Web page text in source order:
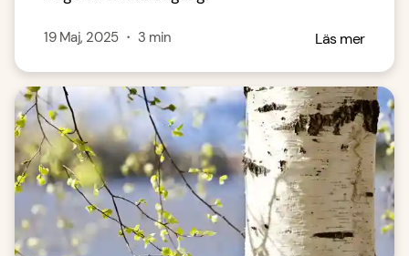
19 Maj, 2025・ 3 min Läs mer